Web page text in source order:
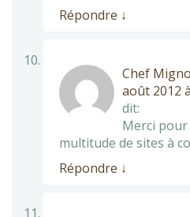
Répondre ↓
Chef
août 2012
dit:
Merci pour
multitude de sites à
Répondre ↓